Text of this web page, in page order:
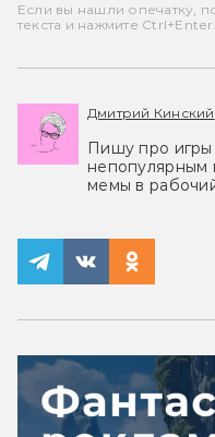
Если вы нашли опечатку,
текста и нажмите Ctrl+Enter.
Дмитрий Кинский
Пишу про
непопулярным
мемы в